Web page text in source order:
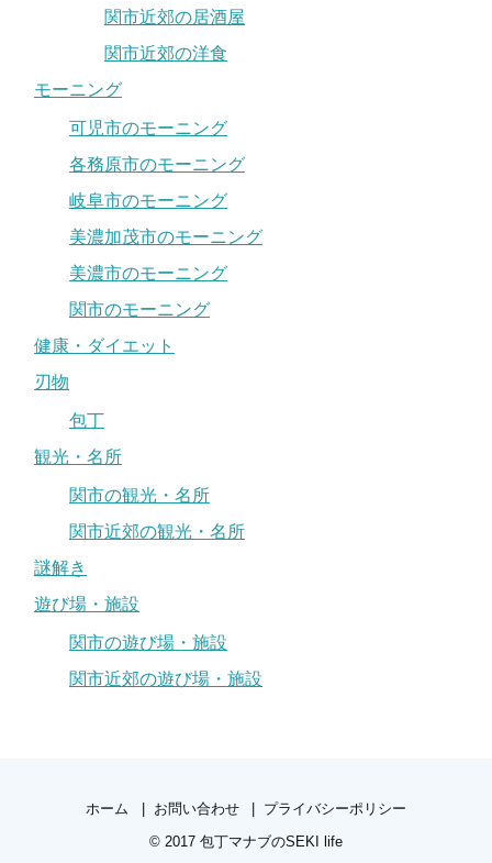
関市近郊の居酒屋
関市近郊の洋食
モーニング
可児市のモーニング
各務原市のモーニング
岐阜市のモーニング
美濃加茂市のモーニング
美濃市のモーニング
関市のモーニング
健康・ダイエット
刃物
包丁
観光・名所
関市の観光・名所
関市近郊の観光・名所
謎解き
遊び場・施設
関市の遊び場・施設
関市近郊の遊び場・施設
ホーム お問い合わせ
プライバシーポリシー
© 2017 包丁マナブのSEKI life